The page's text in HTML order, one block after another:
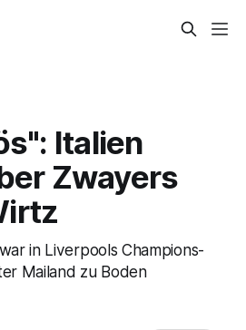
Italien
Zwayers
in Liverpools Champions-
Mailand zu Boden